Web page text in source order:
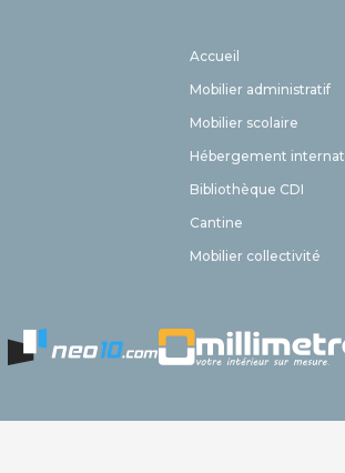
Accueil
Mobilier administratif
Mobilier scolaire
Hébergement internat
Bibliothèque CDI
Cantine
Mobilier collectivité